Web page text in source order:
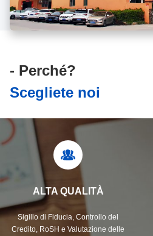
- Perché?
Scegliete noi
ALTA QUALITÀ
Sigillo di Fiducia, Controllo del
Credito, RoSH e Valutazione delle